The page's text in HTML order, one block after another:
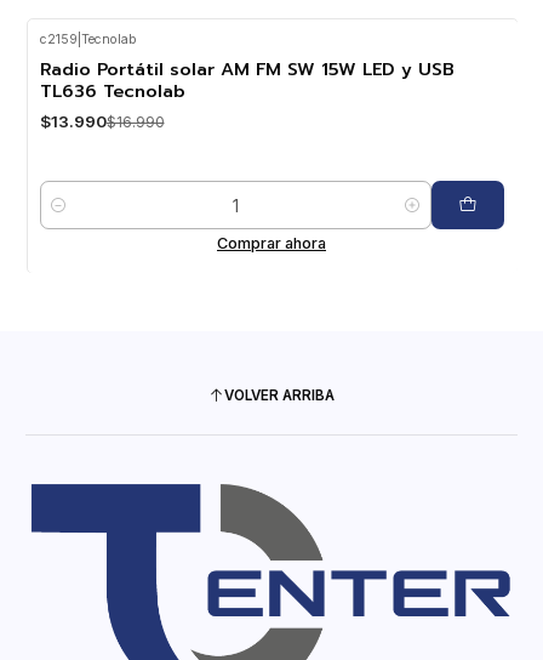
c2159 Tecnolab
Radio Portátil solar AM FM SW 15W LED y USB
TL636 Tecnolab
$13.990$16.990
Cantidad
Comprar ahora
VOLVER ARRIBA